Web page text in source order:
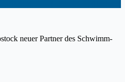
neuer Partner des Schwimm-